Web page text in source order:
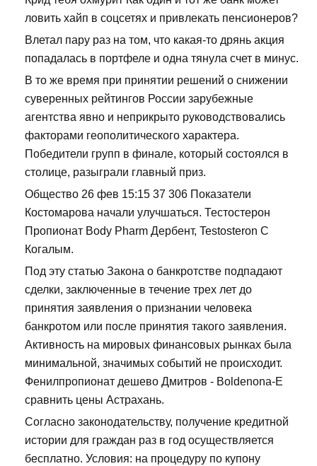
ловить хайп в соцсетях и привлекать пенсионеров?
Влетал пару раз на том, что какая-то дрянь акция
попадалась в портфеле и одна тянула счет в минус.
В то же время при принятии решений о снижении
суверенных рейтингов России зарубежные
агентства явно и неприкрыто руководствовались
факторами геополитического характера.
Победители групп в финале, который состоялся в
столице, разыграли главный приз.
Общество 26 фев 15:15 37 306 Показатели
Костомарова начали улучшаться. Тестостерон
Пропионат Body Pharm Дербент, Testosteron C
Когалым.
Под эту статью Закона о банкротстве подпадают
сделки, заключенные в течение трех лет до
принятия заявления о признании человека
банкротом или после принятия такого заявления.
Активность на мировых финансовых рынках была
минимальной, значимых событий не происходит.
Фенилпропионат дешево Дмитров - Boldenona-E
сравнить цены Астрахань.
Согласно законодательству, получение кредитной
истории для граждан раз в год осуществляется
бесплатно. Условия: на процедуру по купону